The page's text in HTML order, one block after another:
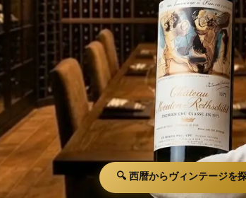
🔍 西暦からヴィンテージを